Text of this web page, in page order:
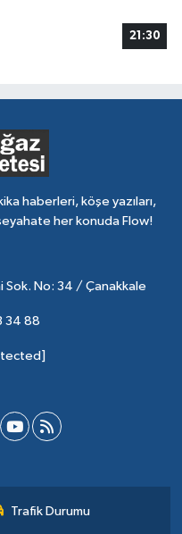
21:30
haberleri, köşe yazıları,
her konuda Flow!
Sok. No: 34 / Çanakkale
34 88
Trafik Durumu